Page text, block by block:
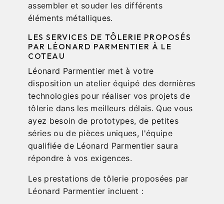
assembler et souder les différents
éléments métalliques.
LES SERVICES DE TÔLERIE PROPOSÉS
PAR LÉONARD PARMENTIER À LE
COTEAU
Léonard Parmentier met à votre
disposition un atelier équipé des dernières
technologies pour réaliser vos projets de
tôlerie dans les meilleurs délais. Que vous
ayez besoin de prototypes, de petites
séries ou de pièces uniques, l'équipe
qualifiée de Léonard Parmentier saura
répondre à vos exigences.
Les prestations de tôlerie proposées par
Léonard Parmentier incluent :